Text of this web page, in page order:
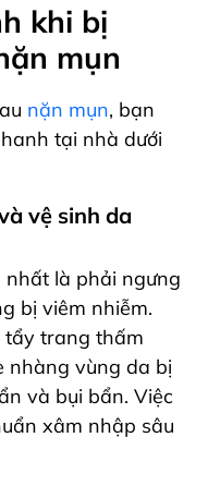
khi bị
mụn
nặn mụn, bạn
tại nhà dưới
vệ sinh da
là phải ngưng
bị viêm nhiễm.
tẩy trang thấm
nhàng vùng da bị
và bụi bẩn. Việc
xâm nhập sâu